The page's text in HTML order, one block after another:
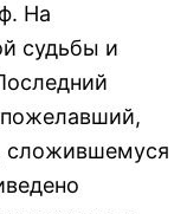
На
судьбы и
сложившемуся